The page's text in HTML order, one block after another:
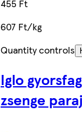
455 Ft
607 Ft/kg
Quantity controls
Iglo
zsenge